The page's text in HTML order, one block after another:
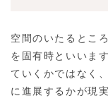
空間のいたるとこ
を固有時といいま
ていくかではなく
に進展するかが現実